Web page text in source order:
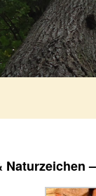
Naturzeichen